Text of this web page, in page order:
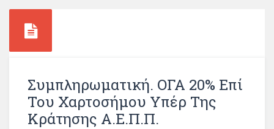
Συμπληρωματική. ΟΓΑ 20% Επί
Του Χαρτοσήμου Υπέρ Της
Κράτησης Α.Ε.Π.Π.